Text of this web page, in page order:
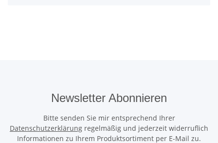
Newsletter Abonnieren
Bitte senden Sie mir entsprechend Ihrer
Datenschutzerklärung regelmäßig und jederzeit widerruflich
Informationen zu Ihrem Produktsortiment per E-Mail zu.